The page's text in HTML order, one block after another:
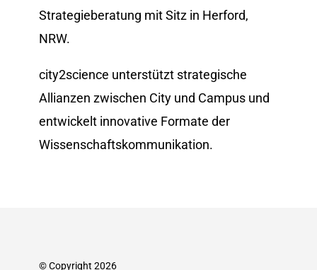
Strategieberatung mit Sitz in Herford,
NRW.
city2science unterstützt strategische
Allianzen zwischen City und Campus und
entwickelt innovative Formate der
Wissenschafts­kommunikation.
© Copyright 2026